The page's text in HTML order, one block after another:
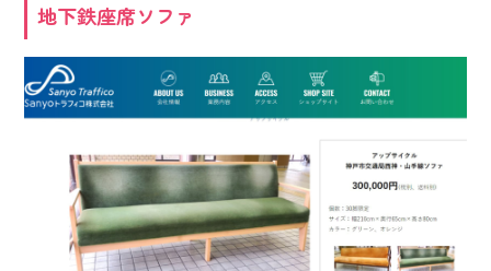
地下鉄座席ソファ